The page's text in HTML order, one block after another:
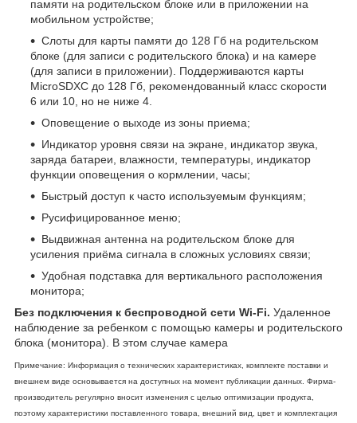
памяти на родительском блоке или в приложении на
мобильном устройстве;
Слоты для карты памяти до 128 Гб на родительском
блоке (для записи с родительского блока) и на камере
(для записи в приложении). Поддерживаются карты
MicroSDXC до 128 Гб, рекомендованный класс скорости
6 или 10, но не ниже 4.
Оповещение о выходе из зоны приема;
Индикатор уровня связи на экране, индикатор звука,
заряда батареи, влажности, температуры, индикатор
функции оповещения о кормлении, часы;
Быстрый доступ к часто используемым функциям;
Русифицированное меню;
Выдвижная антенна на родительском блоке для
усиления приёма сигнала в сложных условиях связи;
Удобная подставка для вертикального расположения
монитора;
Без подключения к беспроводной сети Wi-Fi. Удаленное
наблюдение за ребенком с помощью камеры и родительского
блока (монитора). В этом случае камера
Примечание: Информация о технических характеристиках, комплекте поставки и
внешнем виде основывается на доступных на момент публикации данных. Фирма-
производитель регулярно вносит изменения с целью оптимизации продукта,
поэтому характеристики поставленного товара, внешний вид, цвет и комплектация